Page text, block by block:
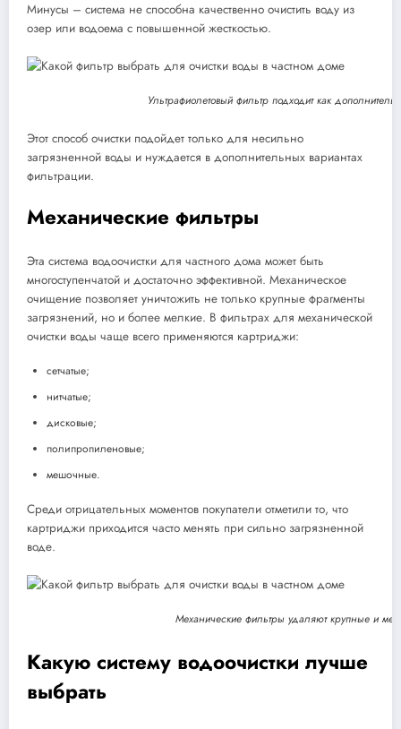
Минусы – система не способна качественно очистить воду из
озер или водоема с повышенной жесткостью.
Ультрафиолетовый фильтр подходит как
Этот способ очистки подойдет только для несильно
загрязненной воды и нуждается в дополнительных вариантах
фильтрации.
Механические фильтры
Эта система водоочистки для частного дома может быть
многоступенчатой и достаточно эффективной. Механическое
очищение позволяет уничтожить не только крупные фрагменты
загрязнений, но и более мелкие. В фильтрах для механической
очистки воды чаще всего применяются картриджи:
сетчатые;
нитчатые;
дисковые;
полипропиленовые;
мешочные.
Среди отрицательных моментов покупатели отметили то, что
картриджи приходится часто менять при сильно загрязненной
воде.
Механические фильтры удаляют крупные и
Какую систему водоочистки лучше
выбрать